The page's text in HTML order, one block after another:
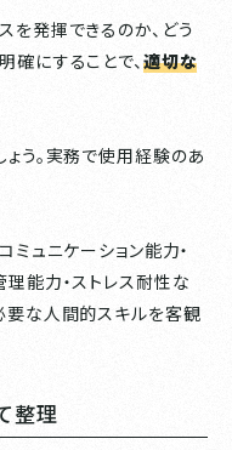
を発揮できるのか、どう
確にすることで、 適切な
う。実務で使用経験のあ
ミュニケーション能力・
能力・ストレス耐性な
要な人間的スキルを客観
整理